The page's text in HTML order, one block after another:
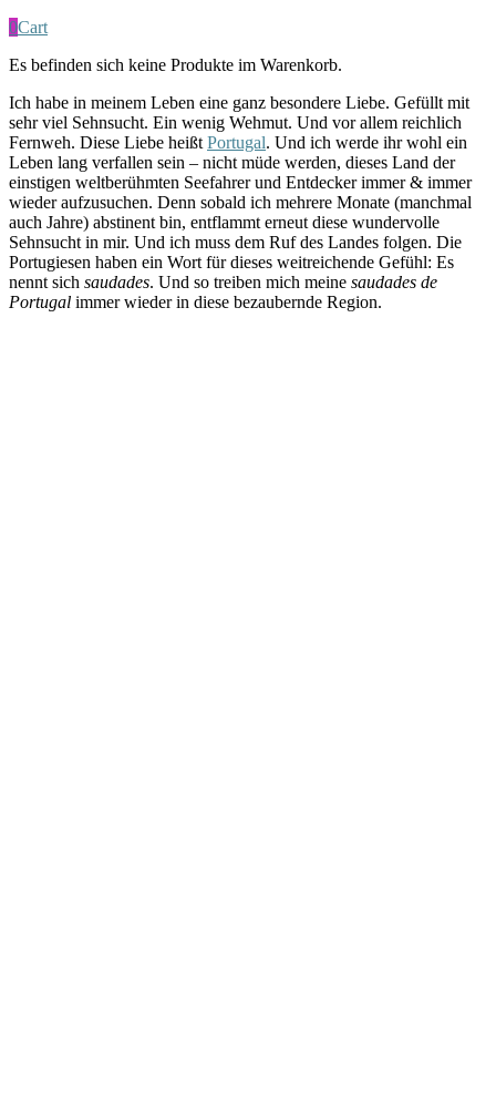
0Cart
Es befinden sich keine Produkte im Warenkorb.
Ich habe in meinem Leben eine ganz besondere Liebe. Gefüllt mit
sehr viel Sehnsucht. Ein wenig Wehmut. Und vor allem reichlich
Fernweh. Diese Liebe heißt Portugal. Und ich werde ihr wohl ein
Leben lang verfallen sein – nicht müde werden, dieses Land der
einstigen weltberühmten Seefahrer und Entdecker immer & immer
wieder aufzusuchen. Denn sobald ich mehrere Monate (manchmal
auch Jahre) abstinent bin, entflammt erneut diese wundervolle
Sehnsucht in mir. Und ich muss dem Ruf des Landes folgen. Die
Portugiesen haben ein Wort für dieses weitreichende Gefühl: Es
nennt sich saudades. Und so treiben mich meine saudades de
Portugal immer wieder in diese bezaubernde Region.